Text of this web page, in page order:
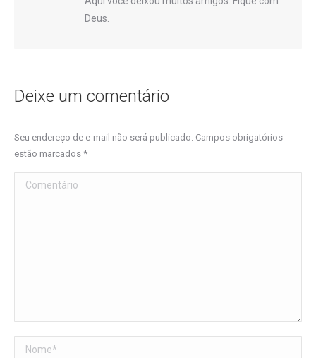
Deus.
Deixe um comentário
Seu endereço de e-mail não será publicado. Campos obrigatórios
estão marcados *
Comentário
Nome *